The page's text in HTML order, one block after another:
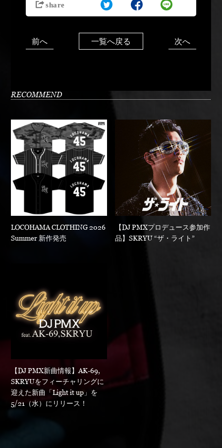
前へ 一覧へ戻る 次へ
RECOMMEND
LOCOHAMA CLOTHING 2026
Summer 新作発売
【DJ PMXプロデュース参加作
品】SKRYU “ザ・ライト”
【DJ PMX新曲情報】AK-69,
SKRYUをフィーチャリングに
迎えた新曲「Light it up」を
5/21（水）にリリース！